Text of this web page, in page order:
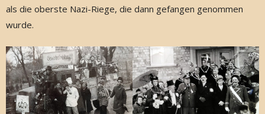
als die oberste Nazi-Riege, die dann gefangen genommen
wurde.